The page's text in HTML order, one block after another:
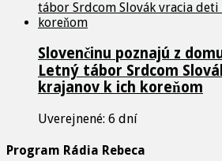
Slovenčinu poznajú z
Letný tábor Srdcom
krajanov k ich koreňom
Uverejnené: 6 dní
Program Rádia Rebeca